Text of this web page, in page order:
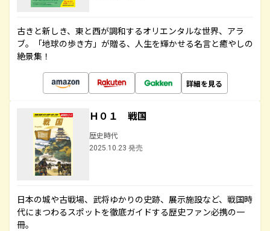
古きと新しき、東と西が調和するオリエンタルな世界、アラ
ブ。「地球の歩き方」が贈る、人生を輝かせる名言と癒やしの
絶景集！
詳細を見る
Ｈ０１ 戦国
歴史時代
2025.10.23 発売
日本の城や古戦場、武将ゆかりの史跡、展示施設など、戦国時
代にまつわるスポットを徹底ガイドする歴史ファン必携の一
冊。